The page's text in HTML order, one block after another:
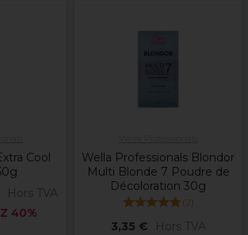
Cool
Hors TVA
40%
Wella Professionals Blondor
Multi Blonde 7 Poudre de
Décoloration 30g
(2)
3,35 € Hors TVA